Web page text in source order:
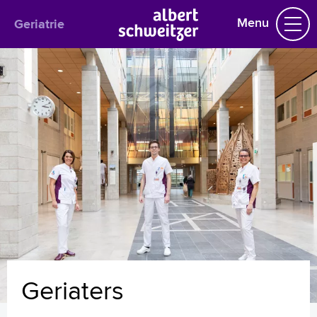
Geriatrie Menu
Geriatrie
Praktische informatie
Het behandelteam
Polikliniek
Verpleegafdeling
Geriatrische Trauma Unit
Veelgestelde vragen
Uw dossier inzien?
Geriaters
E. (Erwin) Groot
M.C. Meinardi
M.E. (Marije) Lauwaars
Geriaters